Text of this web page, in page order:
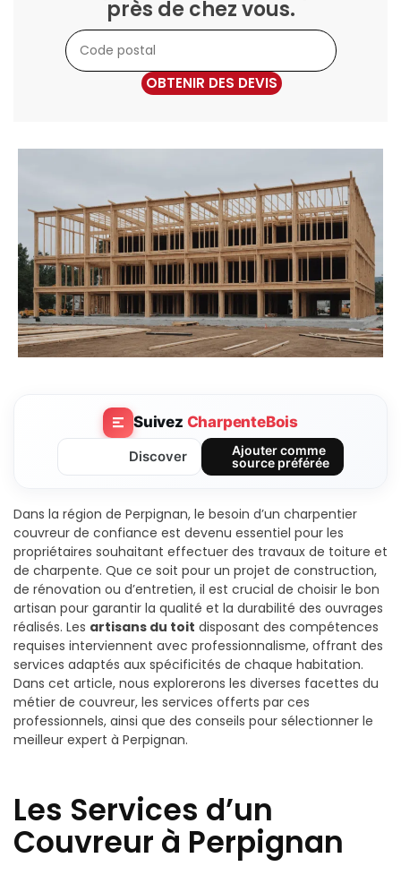
près de chez vous.
OBTENIR DES DEVIS
Suivez CharpenteBois
Discover
Ajouter comme
source préférée
Dans la région de Perpignan, le besoin d’un charpentier
couvreur de confiance est devenu essentiel pour les
propriétaires souhaitant effectuer des travaux de toiture et
de charpente. Que ce soit pour un projet de construction,
de rénovation ou d’entretien, il est crucial de choisir le bon
artisan pour garantir la qualité et la durabilité des ouvrages
réalisés. Les artisans du toit disposant des compétences
requises interviennent avec professionnalisme, offrant des
services adaptés aux spécificités de chaque habitation.
Dans cet article, nous explorerons les diverses facettes du
métier de couvreur, les services offerts par ces
professionnels, ainsi que des conseils pour sélectionner le
meilleur expert à Perpignan.
Les Services d’un
Couvreur à Perpignan